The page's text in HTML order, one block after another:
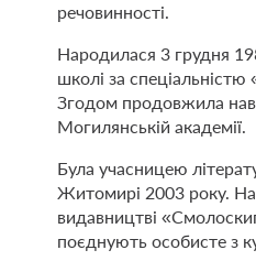
речовинності.
Народилася 3 грудня
школі за
Згодом продовжила
Могилянській академії.
Була учасницею
Житомирі 2003 року.
видавництві
поєднують особисте з